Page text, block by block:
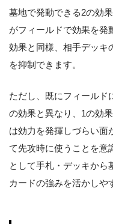
墓地で発動できる2の効
がフィールドで効果を発
効果と同様、相手デッキ
を抑制できます。
ただし、既にフィールド
の効果と異なり、1の効
は効力を発揮しづらい面
て先攻時に使うことを意
として手札・デッキから
カードの強みを活かしや